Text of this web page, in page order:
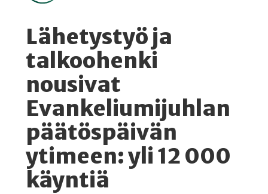
Lähetystyö ja
talkoohenki
nousivat
Evankeliumijuhlan
päätöspäivän
ytimeen: yli 12 000
käyntiä